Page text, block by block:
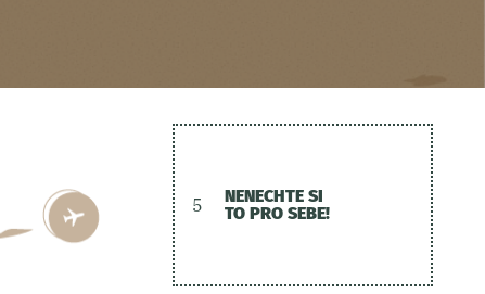
5
NENECHTE SI
TO PRO SEBE!